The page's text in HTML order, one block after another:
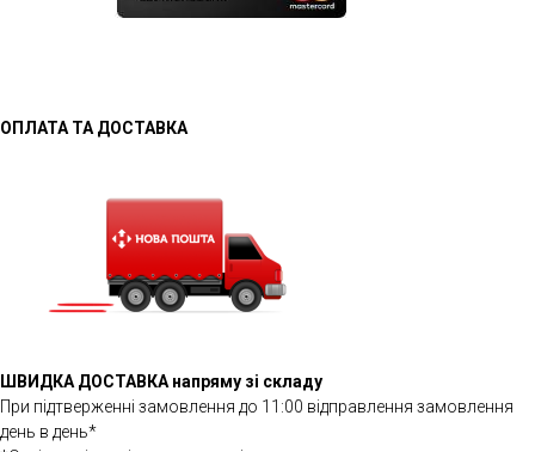
ОПЛАТА ТА ДОСТАВКА
ШВИДКА ДОСТАВКА напряму зі складу
При підтверженні замовлення до 11:00 відправлення замовлення
день в день*